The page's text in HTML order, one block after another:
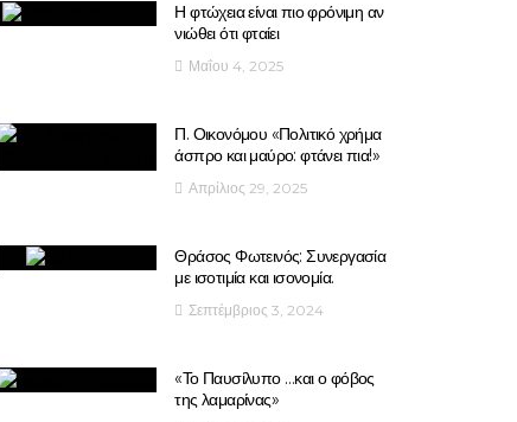
Η φτώχεια είναι πιο φρόνιμη αν
νιώθει ότι φταίει
Μαΐου 4, 2025
Π. Οικονόμου «Πολιτικό χρήμα
άσπρο και μαύρο: φτάνει πια!»
Απρίλιος 29, 2025
Θράσος Φωτεινός: Συνεργασία
με ισοτιμία και ισονομία.
Σεπτέμβριος 3, 2024
«Το Παυσίλυπο …και ο φόβος
της λαμαρίνας»